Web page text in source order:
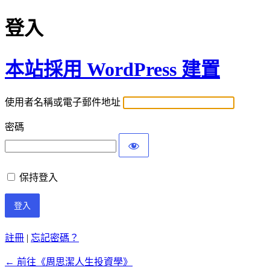
登入
本站採用 WordPress 建置
使用者名稱或電子郵件地址
密碼
保持登入
註冊 | 忘記密碼？
← 前往《周思潔人生投資學》